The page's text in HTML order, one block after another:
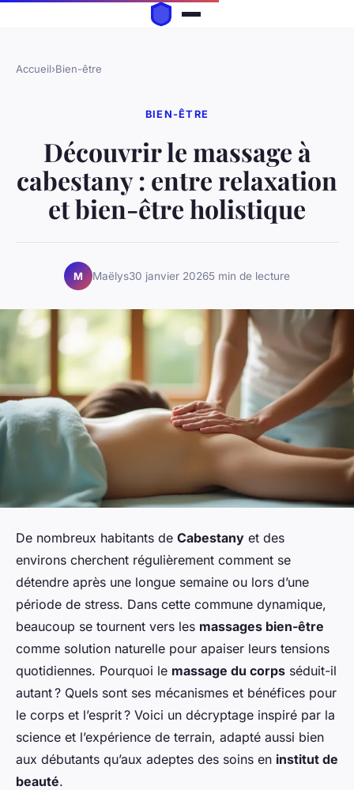
Accueil›Bien-être
BIEN-ÊTRE
Découvrir le massage à
cabestany : entre relaxation
et bien-être holistique
M Maëlys30 janvier 20265 min de lecture
De nombreux habitants de Cabestany et des
environs cherchent régulièrement comment se
détendre après une longue semaine ou lors d’une
période de stress. Dans cette commune dynamique,
beaucoup se tournent vers les massages bien-être
comme solution naturelle pour apaiser leurs tensions
quotidiennes. Pourquoi le massage du corps séduit-il
autant ? Quels sont ses mécanismes et bénéfices pour
le corps et l’esprit ? Voici un décryptage inspiré par la
science et l’expérience de terrain, adapté aussi bien
aux débutants qu’aux adeptes des soins en institut de
beauté.